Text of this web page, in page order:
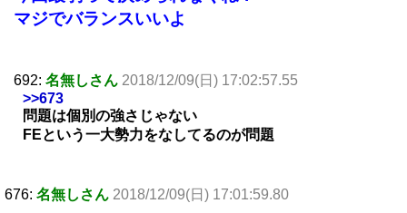
マジでバランスいいよ
692: 名無しさん 2018/12/09(日) 17:02:57.55
>>673
問題は個別の強さじゃない
FEという一大勢力をなしてるのが問題
676: 名無しさん 2018/12/09(日) 17:01:59.80